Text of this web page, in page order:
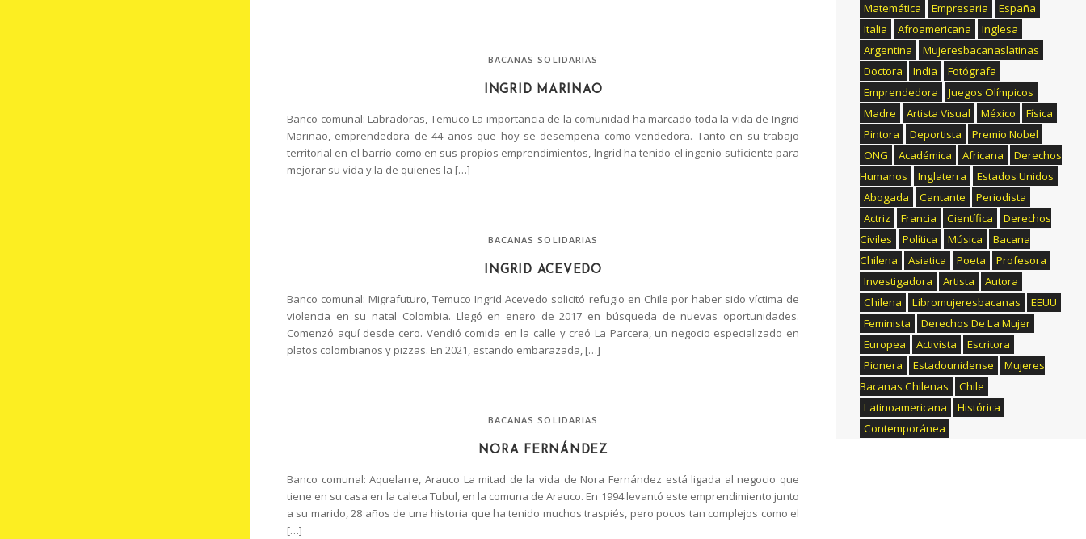
BACANAS SOLIDARIAS
INGRID MARINAO
Banco comunal: Labradoras, Temuco La importancia de la comunidad ha marcado toda la vida de Ingrid
Marinao, emprendedora de 44 años que hoy se desempeña como vendedora. Tanto en su trabajo
territorial en el barrio como en sus propios emprendimientos, Ingrid ha tenido el ingenio suficiente para
mejorar su vida y la de quienes la […]
BACANAS SOLIDARIAS
INGRID ACEVEDO
Banco comunal: Migrafuturo, Temuco Ingrid Acevedo solicitó refugio en Chile por haber sido víctima de
violencia en su natal Colombia. Llegó en enero de 2017 en búsqueda de nuevas oportunidades.
Comenzó aquí desde cero. Vendió comida en la calle y creó La Parcera, un negocio especializado en
platos colombianos y pizzas. En 2021, estando embarazada, […]
BACANAS SOLIDARIAS
NORA FERNÁNDEZ
Banco comunal: Aquelarre, Arauco La mitad de la vida de Nora Fernández está ligada al negocio que
tiene en su casa en la caleta Tubul, en la comuna de Arauco. En 1994 levantó este emprendimiento junto
a su marido, 28 años de una historia que ha tenido muchos traspiés, pero pocos tan complejos como el
[…]
Matemática
Empresaria
España
Italia
Afroamericana
Inglesa
Argentina
Mujeresbacanaslatinas
Doctora
India
Fotógrafa
Emprendedora
Juegos Olímpicos
Madre
Artista Visual México
Física
Pintora
Deportista
Premio Nobel
ONG
Académica Africana
Derechos
Humanos
Inglaterra
Estados Unidos
Abogada
Cantante
Periodista
Actriz
Francia Científica
Derechos
Civiles
Política Música
Bacana
Chilena
Asiatica Poeta
Profesora
Investigadora
Artista
Autora
Chilena
Libromujeresbacanas
EEUU
Feminista
Derechos De La Mujer
Europea
Activista
Escritora
Pionera
Estadounidense
Mujeres
Bacanas Chilenas
Chile
Latinoamericana
Histórica
Contemporánea